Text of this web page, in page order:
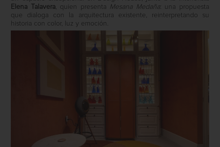
Elena Talavera, quien presenta Mesana Medaña: una propuesta
que dialoga con la arquitectura existente, reinterpretando su
historia con color, luz y emoción.